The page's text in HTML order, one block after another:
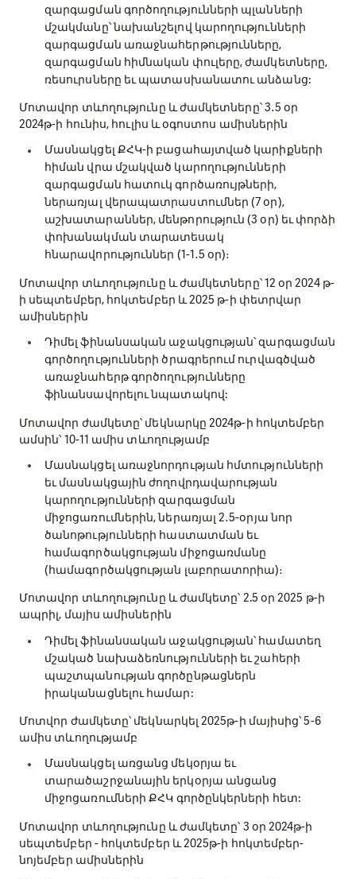
զարգացման գործողությունների պլանների
մշակմանը՝ նախանշելով կարողությունների
զարգացման առաջնահերթությունները,
զարգացման հիմնական փուլերը, ժամկետները,
ռեսուրսները եւ պատասխանատու անձանց:
Մոտավոր տևողությունը և ժամկետները՝ 3․5 օր
2024թ-ի հունիս, հուլիս և օգոստոս ամիսներին
Մասնակցել ՔՀԿ-ի բացահայտված կարիքների
հիման վրա մշակված կարողությունների
զարգացման հատուկ գործառույթների,
ներառյալ վերապատրաստումներ (7 օր),
աշխատարաններ, մենթորություն (3 օր) եւ փորձի
փոխանակման տարատեսակ
հնարավորություններ (1-1․5 օր)։
Մոտավոր տևողությունը և ժամկետները՝ 12 օր 2024 թ-
ի սեպտեմբեր, հոկտեմբեր և 2025 թ-ի փետրվար
ամիսներին
Դիմել ֆինանսական աջակցության՝ զարգացման
գործողությունների ծրագրերում ուրվագծված
առաջնահերթ գործողությունները
ֆինանսավորելու նպատակով:
Մոտավոր ժամկետը՝ մեկնարկը 2024թ-ի հոկտեմբեր
ամսին՝ 10-11 ամիս տևողությամբ
Մասնակցել առաջնորդության հմտությունների
եւ մասնակցային ժողովրդավարության
կարողությունների զարգացման
միջոցառումներին, ներառյալ 2․5-օրյա նոր
ծանոթությունների հաստատման եւ
համագործակցության միջոցառմանը
(համագործակցության լաբորատորիա)։
Մոտավոր տևողությունը և ժամկետը՝ 2.5 օր 2025 թ-ի
ապրիլ, մայիս ամիսներին
Դիմել ֆինանսական աջակցության՝ համատեղ
մշակած նախաձեռնությունների եւ շահերի
պաշտպանության գործընթացներն
իրականացնելու համար:
Մոտվոր ժամկետը՝ մեկնարկել 2025թ-ի մայիսից՝ 5-6
ամիս տևողությամբ
Մասնակցել առցանց մեկօրյա եւ
տարածաշրջանային երկօրյա անցանց
միջոցառումների ՔՀԿ գործընկերների հետ:
Մոտավոր տևողությունը և ժամկետը՝ 3 օր 2024թ-ի
սեպտեմբեր - հոկտեմբեր և 2025թ-ի հոկտեմբեր-
նոյեմբեր ամիսներին